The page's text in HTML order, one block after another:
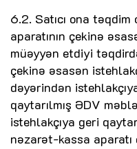
6.2. Satıcı ona
aparatının çekinə
müəyyən etdiyi
çekinə əsasən
dəyərindən
qaytarılmış ƏDV
istehlakçıya geri
nəzarət-kassa